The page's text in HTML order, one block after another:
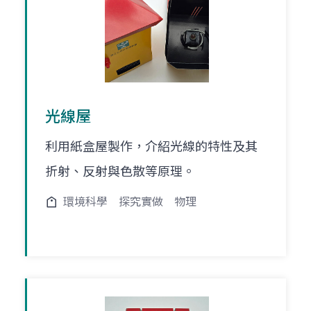
光線屋
利用紙盒屋製作，介紹光線的特性及其
折射、反射與色散等原理。
環境科學 探究實做 物理